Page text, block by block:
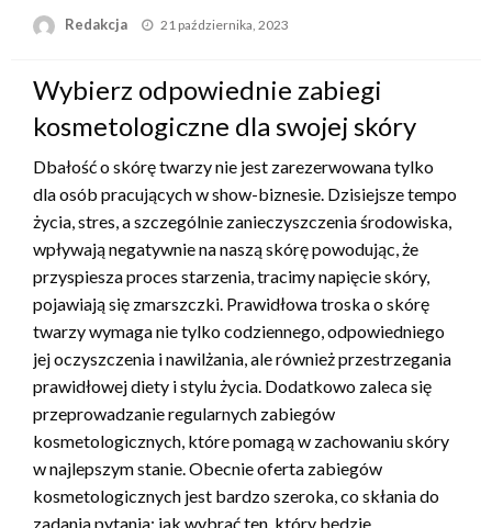
Redakcja
Opublikowane
21 października, 2023
Wybierz odpowiednie zabiegi
kosmetologiczne dla swojej skóry
Dbałość o skórę twarzy nie jest zarezerwowana tylko
dla osób pracujących w show-biznesie. Dzisiejsze tempo
życia, stres, a szczególnie zanieczyszczenia środowiska,
wpływają negatywnie na naszą skórę powodując, że
przyspiesza proces starzenia, tracimy napięcie skóry,
pojawiają się zmarszczki. Prawidłowa troska o skórę
twarzy wymaga nie tylko codziennego, odpowiedniego
jej oczyszczenia i nawilżania, ale również przestrzegania
prawidłowej diety i stylu życia. Dodatkowo zaleca się
przeprowadzanie regularnych zabiegów
kosmetologicznych, które pomagą w zachowaniu skóry
w najlepszym stanie. Obecnie oferta zabiegów
kosmetologicznych jest bardzo szeroka, co skłania do
zadania pytania: jak wybrać ten, który będzie